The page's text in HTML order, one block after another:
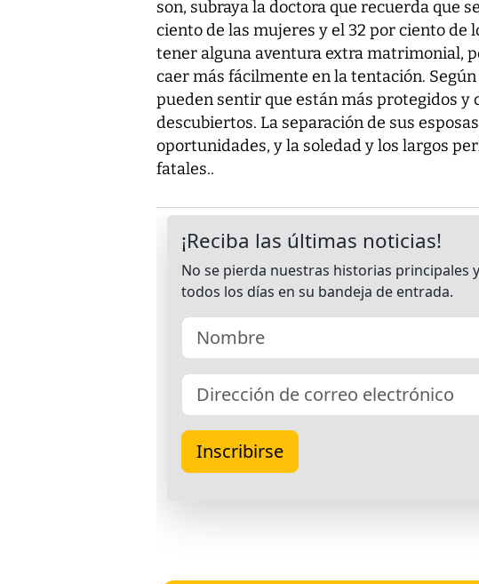
son, subraya la doctora que recuerda que
ciento de las mujeres y el 32 por ciento de
tener alguna aventura extra matrimonial,
caer más fácilmente en la tentación.
pueden sentir que están más protegidos y
descubiertos. La separación de sus
oportunidades, y la soledad y los largos
fatales..